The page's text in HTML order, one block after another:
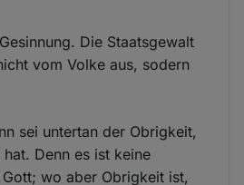
Die Staatsgewalt
vom Volke aus, sodern
sei untertan der Obrigkeit,
Denn es ist keine
wo aber Obrigkeit ist,